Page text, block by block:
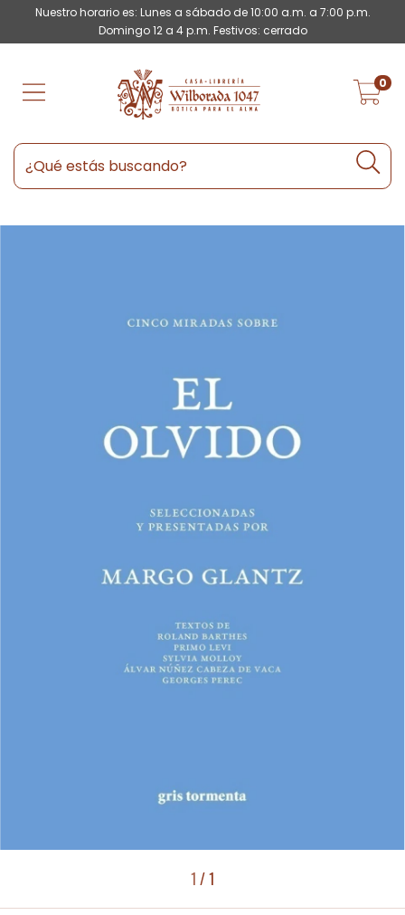
Nuestro horario es: Lunes a sábado de 10:00 a.m. a 7:00 p.m.
Domingo 12 a 4 p.m. Festivos: cerrado
0
1 /1